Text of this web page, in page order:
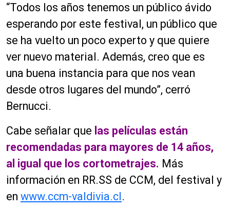
“Todos los años tenemos un público ávido
esperando por este festival, un público que
se ha vuelto un poco experto y que quiere
ver nuevo material. Además, creo que es
una buena instancia para que nos vean
desde otros lugares del mundo”, cerró
Bernucci.
Cabe señalar que las películas están
recomendadas para mayores de 14 años,
al igual que los cortometrajes. Más
información en RR.SS de CCM, del festival y
en www.ccm-valdivia.cl.